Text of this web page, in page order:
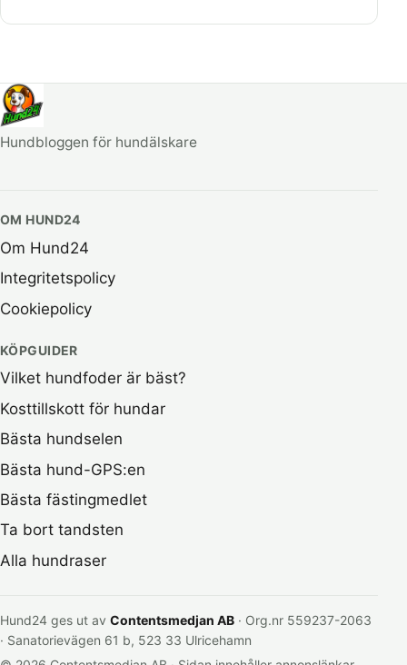
Hundbloggen för hundälskare
OM HUND24
Om Hund24
Integritetspolicy
Cookiepolicy
KÖPGUIDER
Vilket hundfoder är bäst?
Kosttillskott för hundar
Bästa hundselen
Bästa hund-GPS:en
Bästa fästingmedlet
Ta bort tandsten
Alla hundraser
Hund24 ges ut av Contentsmedjan AB · Org.nr 559237-2063
· Sanatorievägen 61 b, 523 33 Ulricehamn